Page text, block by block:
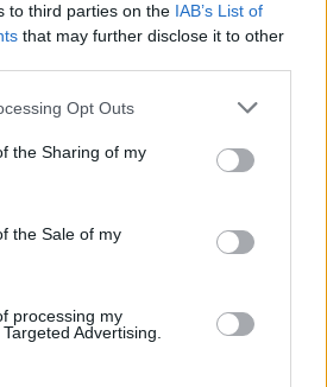
to third parties on the IAB’s List of
that may further disclose it to other
app uses one or more Google
usage behaviour. You may click to
Google and its third-party tags to
specified purposes in below Google
Opt Outs
the Sharing of my
the Sale of my
processing my
Advertising.